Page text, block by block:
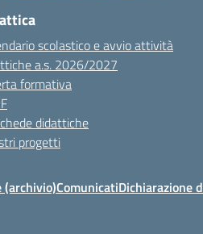
scolastico e avvio attività
a.s. 2026/2027
formativa
didattiche
progetti
ComunicatiDichiarazione